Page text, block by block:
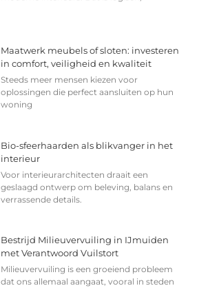
Maatwerk meubels of sloten: investeren
in comfort, veiligheid en kwaliteit
Steeds meer mensen kiezen voor
oplossingen die perfect aansluiten op hun
woning
Bio-sfeerhaarden als blikvanger in het
interieur
Voor interieurarchitecten draait een
geslaagd ontwerp om beleving, balans en
verrassende details.
Bestrijd Milieuvervuiling in IJmuiden
met Verantwoord Vuilstort
Milieuvervuiling is een groeiend probleem
dat ons allemaal aangaat, vooral in steden